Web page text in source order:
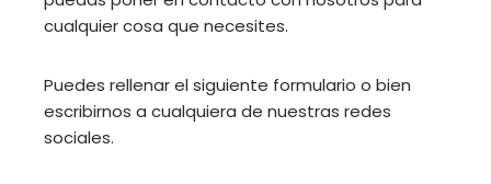
cualquier cosa que necesites.
Puedes rellenar el siguiente formulario o bien
escribirnos a cualquiera de nuestras redes
sociales.